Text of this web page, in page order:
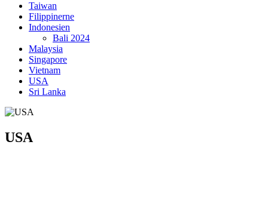
Taiwan
Filippinerne
Indonesien
Bali 2024
Malaysia
Singapore
Vietnam
USA
Sri Lanka
USA